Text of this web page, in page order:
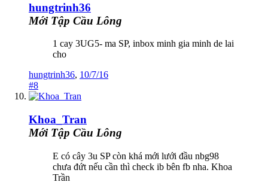
hungtrinh36
Mới Tập Cầu Lông
1 cay 3UG5- ma SP, inbox minh gia minh de lai
cho
hungtrinh36, 10/7/16
#8
Khoa_Tran
Mới Tập Cầu Lông
E có cây 3u SP còn khá mới lưới đầu nbg98
chưa đứt nếu cần thì check ib bên fb nha. Khoa
Trần